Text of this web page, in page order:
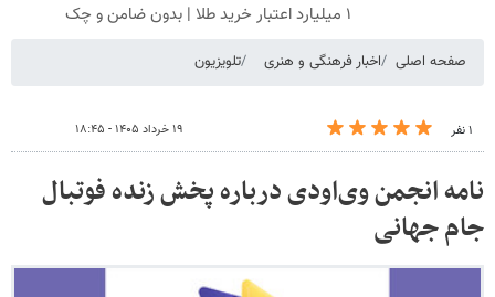
۱ میلیارد اعتبار خرید طلا | بدون ضامن و چک
صفحه اصلی اخبار فرهنگی و هنری تلویزیون
۱ نفر ۱۹ خرداد ۱۴۰۵ - ۱۸:۴۵
نامه انجمن وی‌اودی درباره پخش زنده فوتبال
جام جهانی